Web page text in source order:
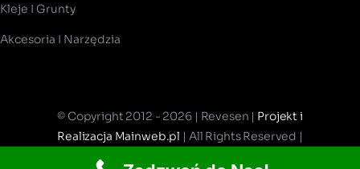
Kleje I Grunty
Akcesoria I Narzędzia
© Copyright 2012 - 2026 | Revesen | Projekt i
Realizacja Mainweb.pl | All Rights Reserved |